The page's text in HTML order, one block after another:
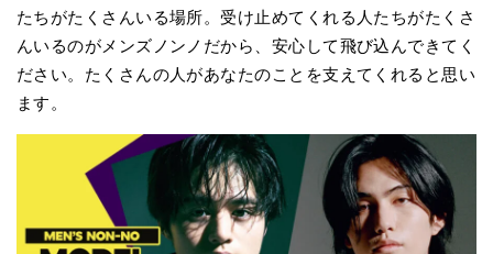
たちがたくさんいる場所。受け止めてくれる人たちがたくさ
んいるのがメンズノンノだから、安心して飛び込んできてく
ださい。たくさんの人があなたのことを支えてくれると思い
ます。